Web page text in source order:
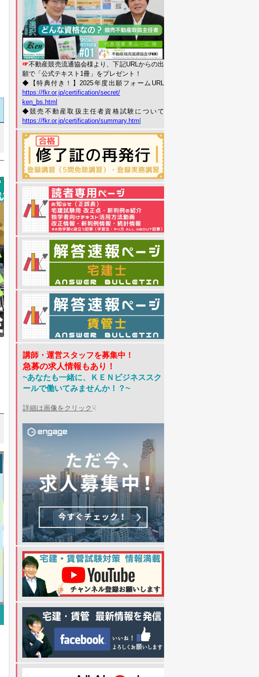
☞不動産競売流通協会様より、下記URLからの出
願で「公式テキスト1冊」をプレゼント！
◆【特典付き！】2025年度出願フォームURL
https://fkr.or.jp/certification/secret/
ken_bs.html
◆競売不動産取扱主任者資格試験について
https://fkr.or.jp/certification/summary.htm
講師・運営スタッフを募集中！
急募の求人情報もあり！
~あなたも一緒に、ＫＥＮビジネススク
ールで働いてみませんか！？~
詳細は画像をクリック☟